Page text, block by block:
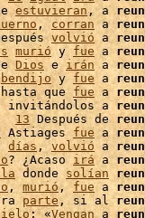
estuvieran , a
, corran a
volvió a
murió y fue a
Dios e irán a
bendijo y fue a
que fue a
invitándolos a
13 Después de
Astiages fue a
días , volvió a
? ¿Acaso irá a
donde solían
, murió, fue a
parte , si al
: «Vengan a